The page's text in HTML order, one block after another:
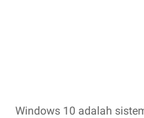
Windows 10 adalah